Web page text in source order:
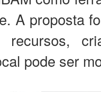
A proposta
recursos,
pode ser